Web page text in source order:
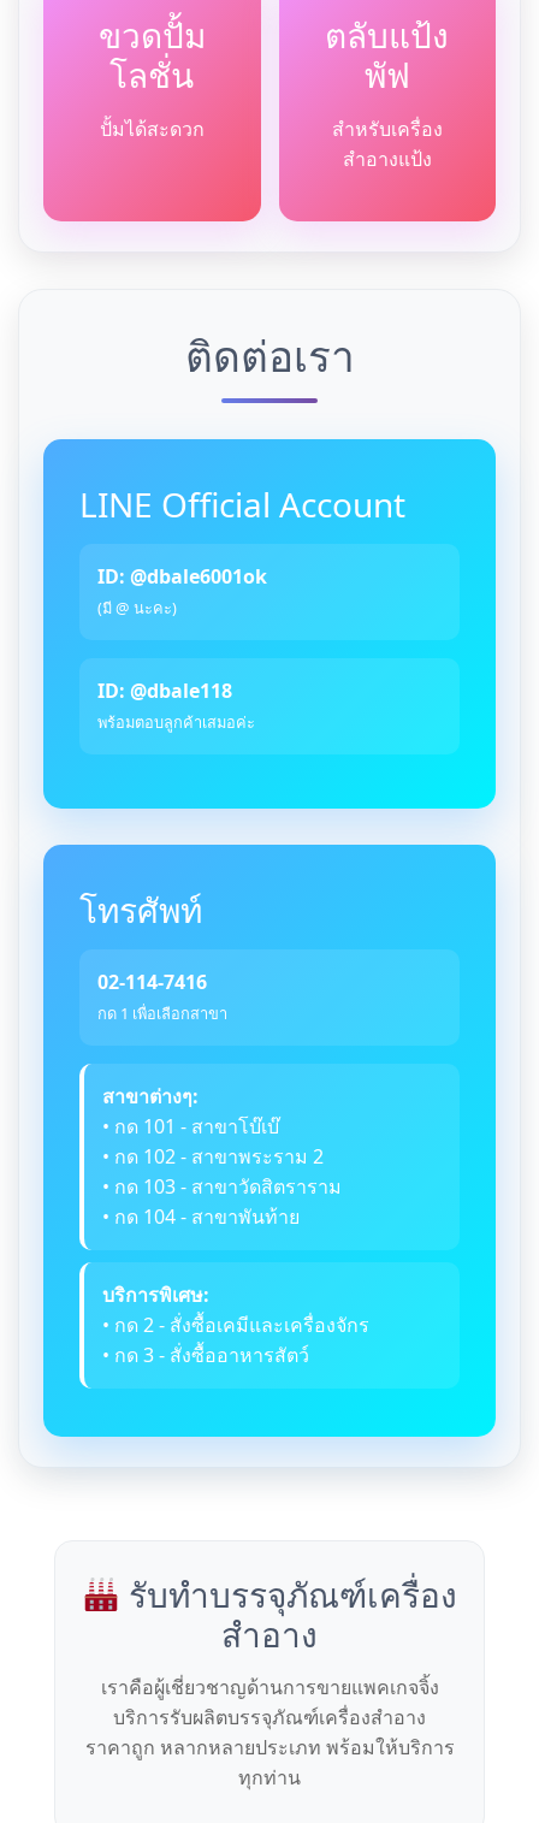
ขวดปั้ม
โลชั่น
ปั้มได้สะดวก
ตลับแป้ง
พัฟ
สำหรับเครื่อง
สำอางแป้ง
ติดต่อเรา
LINE Official Account
ID: @dbale6001ok
(มี @ นะคะ)
ID: @dbale118
พร้อมตอบลูกค้าเสมอค่ะ
โทรศัพท์
02-114-7416
กด 1 เพื่อเลือกสาขา
สาขาต่างๆ:
• กด 101 - สาขาโบ๊เบ๊
• กด 102 - สาขาพระราม 2
• กด 103 - สาขาวัดสิตราราม
• กด 104 - สาขาพันท้าย
บริการพิเศษ:
• กด 2 - สั่งซื้อเคมีและเครื่องจักร
• กด 3 - สั่งซื้ออาหารสัตว์
รับทำบรรจุภัณฑ์เครื่อง
สำอาง
เราคือผู้เชี่ยวชาญด้านการขายแพคเกจจิ้ง
บริการรับผลิตบรรจุภัณฑ์เครื่องสำอาง
ราคาถูก หลากหลายประเภท พร้อมให้บริการ
ทุกท่าน